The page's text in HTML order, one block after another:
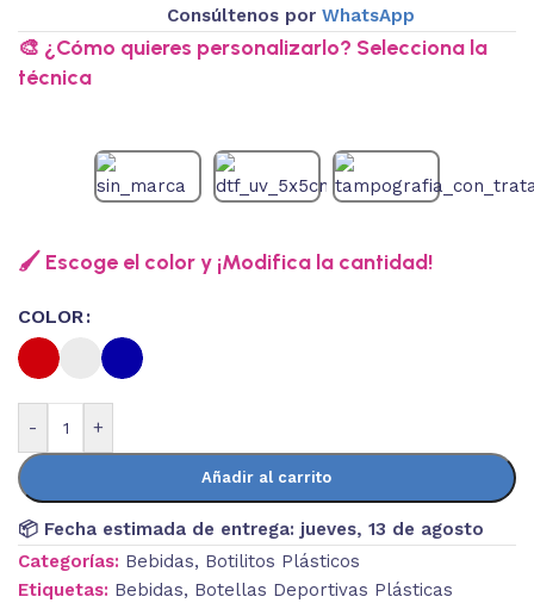
Consúltenos por WhatsApp
🎨 ¿Cómo quieres personalizarlo? Selecciona la
técnica
🖌️ Escoge el color y ¡Modifica la cantidad!
COLOR
- +
Añadir al carrito
📦 Fecha estimada de entrega: jueves, 13 de agosto
Categorías: Bebidas, Botilitos Plásticos
Etiquetas: Bebidas, Botellas Deportivas Plásticas